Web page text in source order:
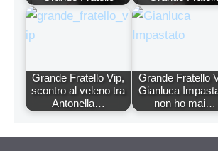
Grande Fratello Vip,
scontro al veleno tra
Antonella…
Grande Fratello
Gianluca
non ho mai…